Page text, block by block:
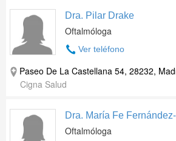
Dra. Pilar Drake
Oftalmóloga
Ver teléfono
Paseo De La Castellana 54, 28232,
Cigna Salud
Dra. María Fe
Oftalmóloga